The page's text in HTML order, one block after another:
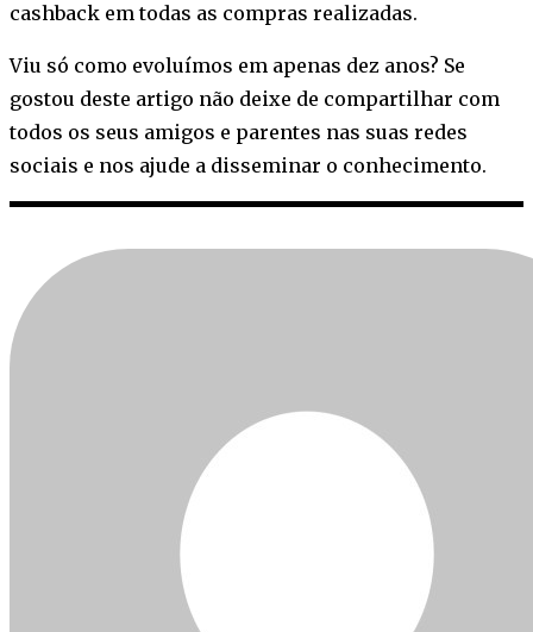
cashback em todas as compras realizadas.
Viu só como evoluímos em apenas dez anos? Se
gostou deste artigo não deixe de compartilhar com
todos os seus amigos e parentes nas suas redes
sociais e nos ajude a disseminar o conhecimento.